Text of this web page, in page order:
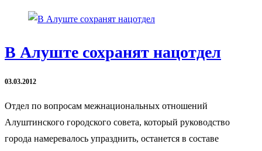
В Алуште сохранят нацотдел
03.03.2012
Отдел по вопросам межнациональных отношений
Алуштинского городского совета, который руководство
города намеревалось упразднить, останется в составе